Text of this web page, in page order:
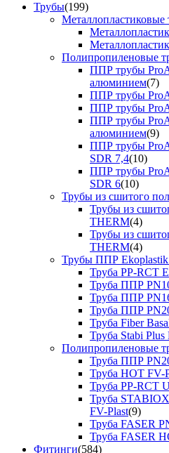
Трубы(199)
Металлопластиковые
Полипропиленовые
ППР трубы
алюминием(7)
ППР трубы
ППР трубы
ППР трубы
алюминием(9)
ППР трубы
SDR 7,4(10)
ППР трубы
SDR 6(10)
Трубы из сшитого
Трубы из
THERM(4)
Трубы из
THERM(4)
Трубы ППР Ekoplastik
Труба PP-RCT
Труба ППР
Труба ППР
Труба ППР
Труба Fiber
Труба Stabi Plus
Полипропиленовые
Труба ППР
Труба HOT FV-
Труба PP-RCT
Труба
FV-Plast(9)
Труба FASER
Труба FASER
Фитинги(584)